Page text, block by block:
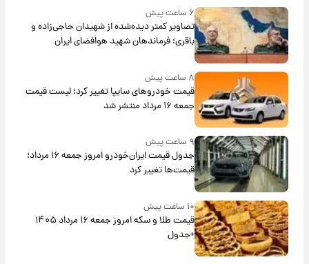
۶ ساعت پیش
تصاویر کمتر دیده‌شده از شهیدان حاجی‌زاده و
باقری؛ فرماندهان شهید هوافضای ایران
۸ ساعت پیش
قیمت خودروهای سایپا تغییر کرد؛ لیست قیمت
جمعه ۱۶ مرداد منتشر شد
۹ ساعت پیش
جدول قیمت ایران‌خودرو امروز جمعه ۱۶ مرداد؛
قیمت‌ها تغییر کرد
۱۰ ساعت پیش
قیمت طلا و سکه امروز جمعه ۱۶ مرداد ۱۴۰۵
+جدول